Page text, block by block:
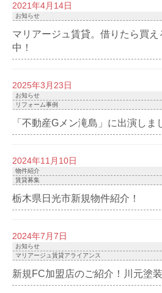
2021年4月14日
お知らせ
マリアージュ賃貸。借りたら買
中！
2025年3月23日
お知らせ
リフォーム事例
「不動産Gメン滝島」に出演しま
2024年11月10日
物件紹介
賃貸募集
栃木県日光市新規物件紹介！
2024年7月7日
お知らせ
マリアージュ賃貸アライアンス
新規FC加盟店のご紹介！川元塗